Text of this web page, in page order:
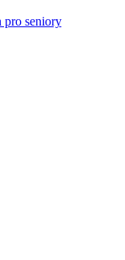
pro seniory